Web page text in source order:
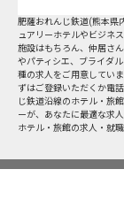
肥薩おれんじ鉄道(熊本県
ュアリーホテルやビジネ
施設はもちろん、仲居さ
やパティシエ、ブライダ
種の求人をご用意してい
ずはご登録いただくか電
じ鉄道沿線のホテル・旅
ーが、あなたに最適な求
ホテル・旅館の求人・就